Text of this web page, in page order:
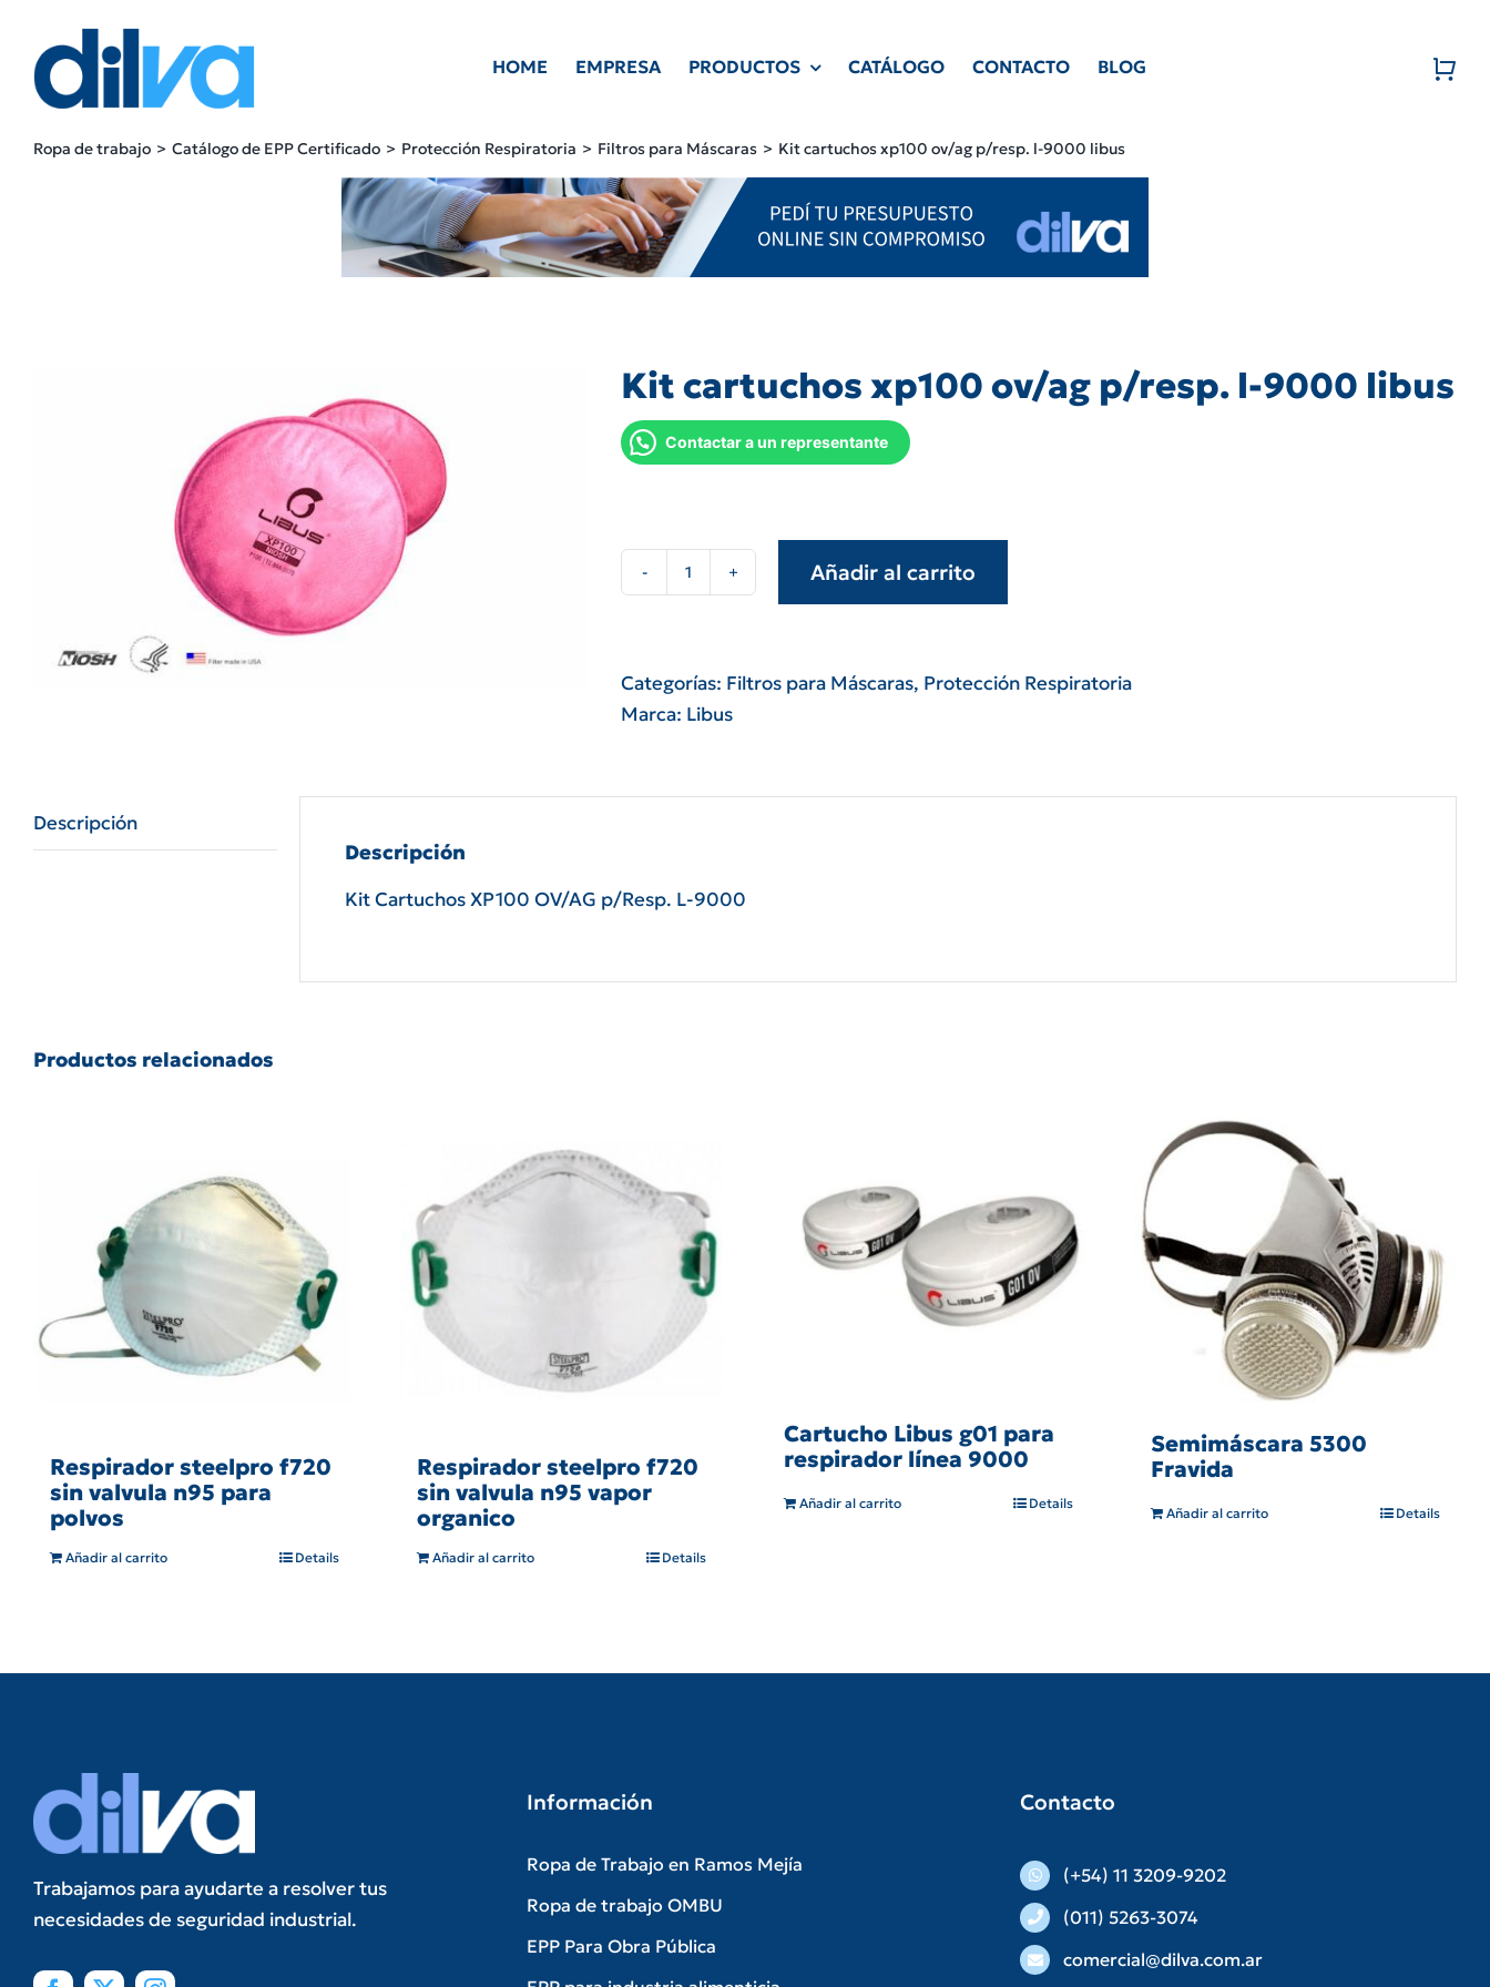
content
HOME EMPRESA PRODUCTOS CATÁLOGO CONTACTO BLOG
Ropa de trabajo Catálogo de EPP Certificado Protección Respiratoria Filtros para Máscaras Kit cartuchos xp100 ov/ag p/resp. l-9000 libus
Kit cartuchos xp100 ov/ag p/resp. l-9000 libus
Contactar a un representante
Kit
ov/ag
p/resp.
libus
Añadir al carrito
Categorías: Filtros para Máscaras, Protección Respiratoria
Marca: Libus
Descripción
Descripción
Kit Cartuchos XP100 OV/AG p/Resp. L-9000
Productos relacionados
Respirador steelpro f720
sin valvula n95 para
polvos
Añadir al carrito Details
Respirador steelpro f720
sin valvula n95 vapor
organico
Añadir al carrito Details
Cartucho Libus g01 para
respirador línea 9000
Añadir al carrito Details
Semimáscara 5300
Fravida
Añadir al carrito Details
Trabajamos para ayudarte a resolver tus
necesidades de seguridad industrial.
Información
Ropa de Trabajo en Ramos Mejía
Ropa de trabajo OMBU
EPP Para Obra Pública
Contacto
(+54) 11 3209-9202
(011) 5263-3074
comercial@dilva.com.ar